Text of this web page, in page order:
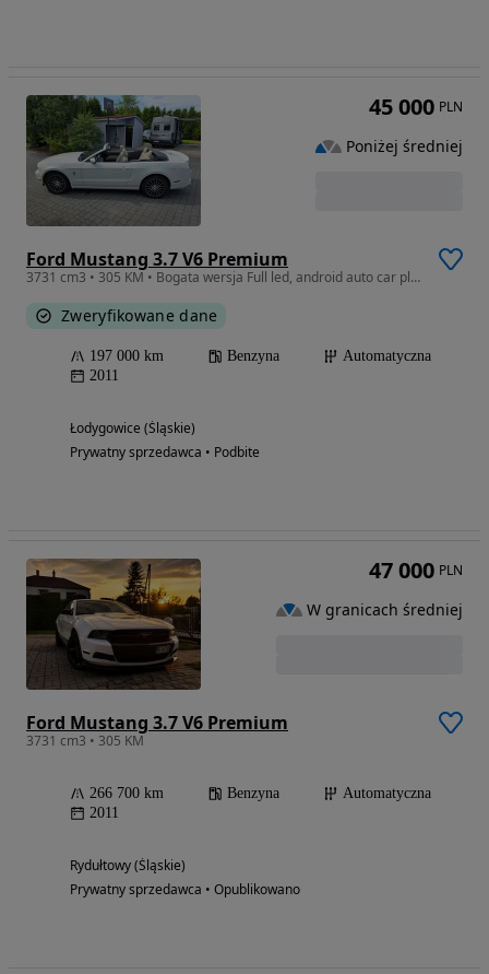
Ford Mustang 3.7 V6 Premium
3731 cm3 • 305 KM • Bogata wersja Full led, android auto car play, nowy dach, piękne skóry
Zweryfikowane dane
197 000 km Benzyna
Automatyczna
2011
Łodygowice (Śląskie)
Prywatny sprzedawca • Podbite
45 000 PLN
Poniżej średniej
Ford Mustang 3.7 V6 Premium
3731 cm3 • 305 KM
266 700 km Benzyna
Automatyczna
2011
Rydułtowy (Śląskie)
Prywatny sprzedawca • Opublikowano
47 000 PLN
W granicach średniej